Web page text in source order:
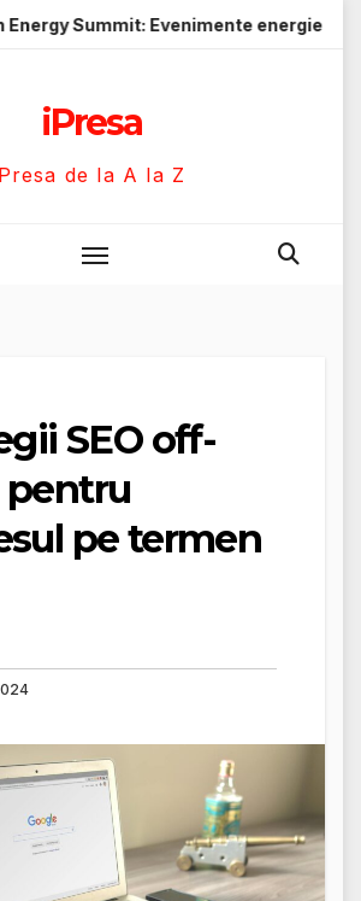
Evenimente energie despre soluții cu
iPresa
Presa de la A la Z
SEO off-
pentru
pe termen